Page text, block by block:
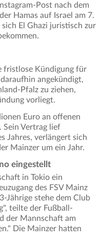
Post nach dem
Hamas auf Israel am 7.
El Ghazi juristisch zur
fristlose Kündigung für
angekündigt,
Pfalz zu ziehen,
vorliegt.
Euro an offenen
Sein Vertrag lief
Jahres, verlängert sich
Mainzer um ein Jahr.
eingestellt
in Tokio ein
des FSV Mainz
Jährige stehe dem Club
teilte der Fußball-
der Mannschaft am
Die Mainzer hatten